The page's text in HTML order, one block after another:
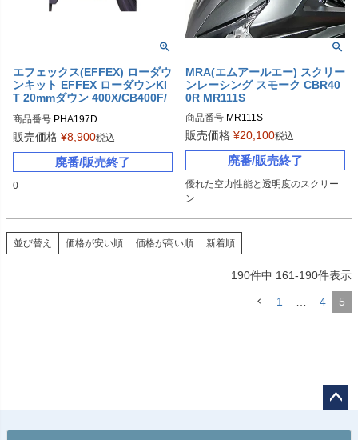
エフェックス(EFFEX) ローダウ
ンキット EFFEX ローダウンKI
T 20mmダウン 400X/CB400F/
商品番号 PHA197D
販売価格 ¥8,900税込
廃番/販売終了
0
MRA(エムアールエー) スクリー
ンレーシング スモーク CBR40
0R MR111S
商品番号 MR111S
販売価格 ¥20,100税込
廃番/販売終了
優れた空力性能と透明度のスクリー
並び替え 価格が安い順 価格が高い順 新着順
190件中 161-190件表示
1 4 5